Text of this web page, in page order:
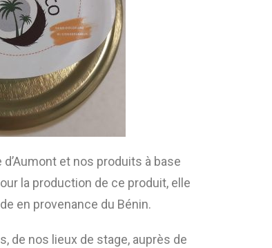
et nos produits à base
la production de ce produit, elle
en provenance du Bénin.
de nos lieux de stage, auprès de